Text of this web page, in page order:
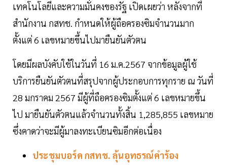
เทคโนโลยีและความมั่นคงของรัฐ เปิดเผยว่า หลังจากที่
สำนักงาน กสทช. กำหนดให้ผู้ถือครองซิมจำนวนมาก
ตั้งแต่ 6 เลขหมายขึ้นไปมายืนยันตัวตน
โดยมีผลบังคับใช้ในวันที่ 16 ม.ค.2567 จากข้อมูลผู้ใช้
บริการยืนยันตัวตนที่สรุปจากผู้ประกอบการทุกราย ณ วันที่
28 มกราคม 2567 มีผู้ที่ถือครองซิมตั้งแต่ 6 เลขหมายขึ้น
ไป มายืนยันตัวตนแล้วจำนวนทั้งสิ้น 1,285,855 เลขหมาย
ซึ่งคาดว่าจะมีผู้มาลงทะเบียนซิมอีกต่อเนื่อง
ประชุมบอร์ด กสทช. ลุ้นอุทธรณ์คำร้อง